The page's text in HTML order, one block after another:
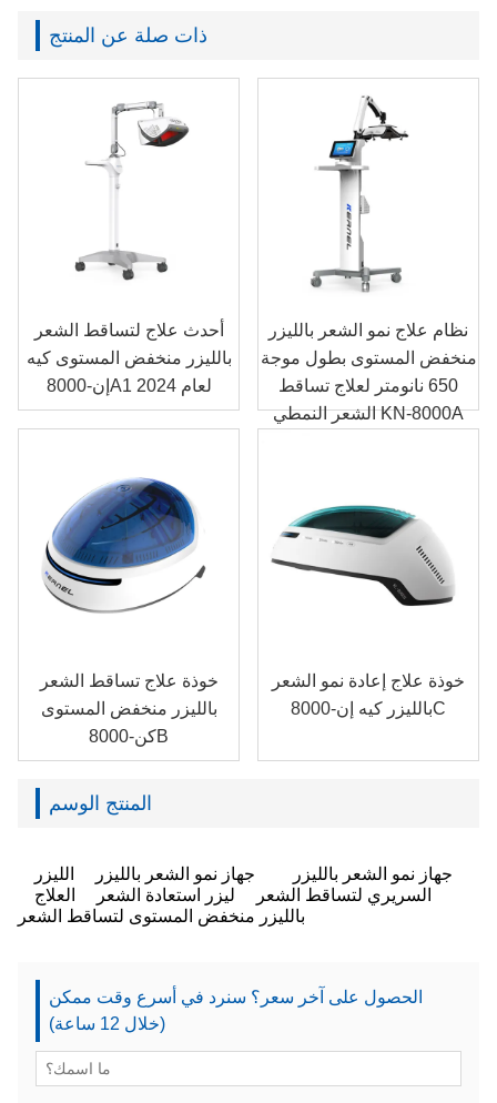
ذات صلة عن المنتج
أحدث علاج لتساقط الشعر
بالليزر منخفض المستوى كيه
إن-8000A1 لعام 2024
نظام علاج نمو الشعر بالليزر
منخفض المستوى بطول موجة
650 نانومتر لعلاج تساقط
الشعر النمطي KN-8000A
خوذة علاج تساقط الشعر
بالليزر منخفض المستوى
كن-8000B
خوذة علاج إعادة نمو الشعر
بالليزر كيه إن-8000C
المنتج الوسم
جهاز نمو الشعر بالليزر جهاز نمو الشعر بالليزر
الليزر
السريري لتساقط الشعر
ليزر استعادة الشعر
العلاج
بالليزر منخفض المستوى لتساقط الشعر
الحصول على آخر سعر؟ سنرد في أسرع وقت ممكن
(خلال 12 ساعة)